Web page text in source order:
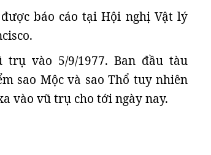
báo cáo tại Hội nghị Vật lý
trụ vào 5/9/1977. Ban đầu tàu
sao Mộc và sao Thổ tuy nhiên
vào vũ trụ cho tới ngày nay.